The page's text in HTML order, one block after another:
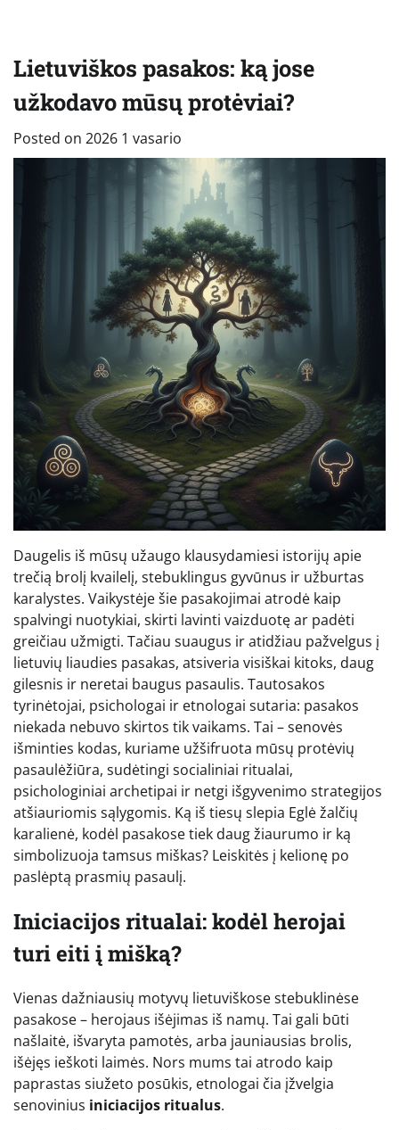
Lietuviškos pasakos: ką jose
užkodavo mūsų protėviai?
Posted on 2026 1 vasario
Daugelis iš mūsų užaugo klausydamiesi istorijų apie
trečią brolį kvailelį, stebuklingus gyvūnus ir užburtas
karalystes. Vaikystėje šie pasakojimai atrodė kaip
spalvingi nuotykiai, skirti lavinti vaizduotę ar padėti
greičiau užmigti. Tačiau suaugus ir atidžiau pažvelgus į
lietuvių liaudies pasakas, atsiveria visiškai kitoks, daug
gilesnis ir neretai baugus pasaulis. Tautosakos
tyrinėtojai, psichologai ir etnologai sutaria: pasakos
niekada nebuvo skirtos tik vaikams. Tai – senovės
išminties kodas, kuriame užšifruota mūsų protėvių
pasaulėžiūra, sudėtingi socialiniai ritualai,
psichologiniai archetipai ir netgi išgyvenimo strategijos
atšiauriomis sąlygomis. Ką iš tiesų slepia Eglė žalčių
karalienė, kodėl pasakose tiek daug žiaurumo ir ką
simbolizuoja tamsus miškas? Leiskitės į kelionę po
paslėptą prasmių pasaulį.
Iniciacijos ritualai: kodėl herojai
turi eiti į mišką?
Vienas dažniausių motyvų lietuviškose stebuklinėse
pasakose – herojaus išėjimas iš namų. Tai gali būti
našlaitė, išvaryta pamotės, arba jauniausias brolis,
išėjęs ieškoti laimės. Nors mums tai atrodo kaip
paprastas siužeto posūkis, etnologai čia įžvelgia
senovinius iniciacijos ritualus.